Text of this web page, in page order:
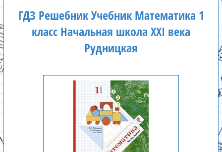
ГДЗ Решебник Учебник Математика 1
класс Начальная школа XXI века
Рудницкая